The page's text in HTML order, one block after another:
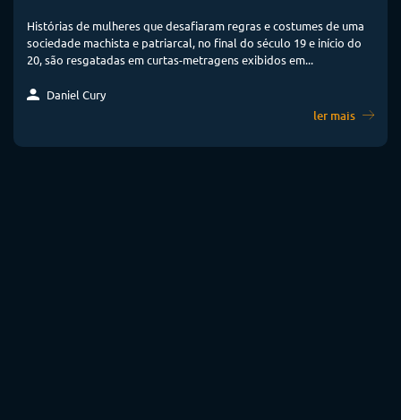
Histórias de mulheres que desafiaram regras e costumes de uma
sociedade machista e patriarcal, no final do século 19 e início do
20, são resgatadas em curtas-metragens exibidos em...
Daniel Cury
ler mais